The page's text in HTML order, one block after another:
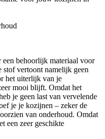
behoorlijk materiaal voor
vertoont namelijk geen
het uiterlijk van je
mooi blijft. Omdat het
je geen last van vervelende
je je kozijnen – zeker de
van onderhoud. Omdat
een zeer geschikte